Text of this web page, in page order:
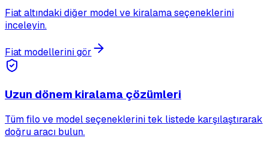
Fiat altındaki diğer model ve kiralama seçeneklerini
inceleyin.
Fiat modellerini gör
Uzun dönem kiralama çözümleri
Tüm filo ve model seçeneklerini tek listede karşılaştırarak
doğru aracı bulun.